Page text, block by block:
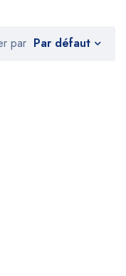
par Par défaut